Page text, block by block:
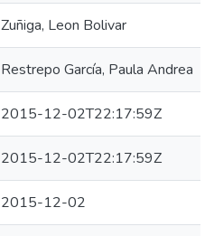
Zuñiga, Leon Bolivar
Restrepo García, Paula Andrea
2015-12-02T22:17:59Z
2015-12-02T22:17:59Z
2015-12-02